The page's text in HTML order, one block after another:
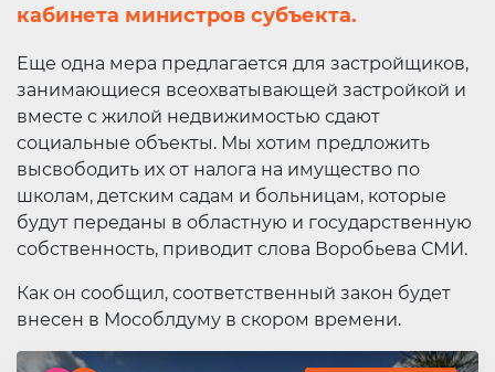
кабинета министров субъекта.
Еще одна мера предлагается для застройщиков,
занимающиеся всеохватывающей застройкой и
вместе с жилой недвижимостью сдают
социальные объекты. Мы хотим предложить
высвободить их от налога на имущество по
школам, детским садам и больницам, которые
будут переданы в областную и государственную
собственность, приводит слова Воробьева СМИ.
Как он сообщил, соответственный закон будет
внесен в Мособлдуму в скором времени.